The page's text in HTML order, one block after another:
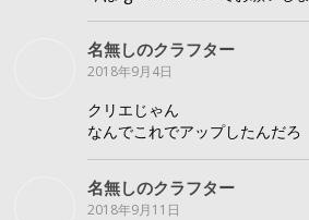
名無しのクラフター
2018年9月4日
クリエじゃん
なんでこれでアップしたんだろ
名無しのクラフター
2018年9月11日